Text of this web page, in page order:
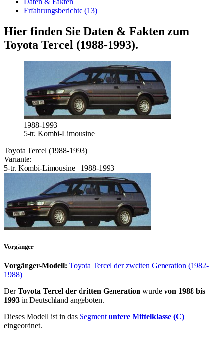
Erfahrungsberichte (13)
Hier finden Sie Daten & Fakten zum
Toyota Tercel (1988-1993).
1988-1993
5-tr. Kombi-Limousine
Toyota Tercel (1988-1993)
Variante:
5-tr. Kombi-Limousine | 1988-1993
Vorgänger
Vorgänger-Modell: Toyota Tercel der zweiten Generation (1982-
1988)
DerToyota Tercel der dritten Generation wurde von 1988 bis
1993 in Deutschland angeboten.
Dieses Modell ist in das Segment untere Mittelklasse (C)
eingeordnet.